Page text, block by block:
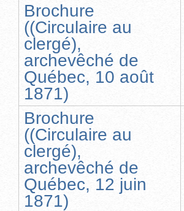
Brochure
((Circulaire au
clergé),
archevêché de
Québec, 10 août
1871)
Brochure
((Circulaire au
clergé),
archevêché de
Québec, 12 juin
1871)